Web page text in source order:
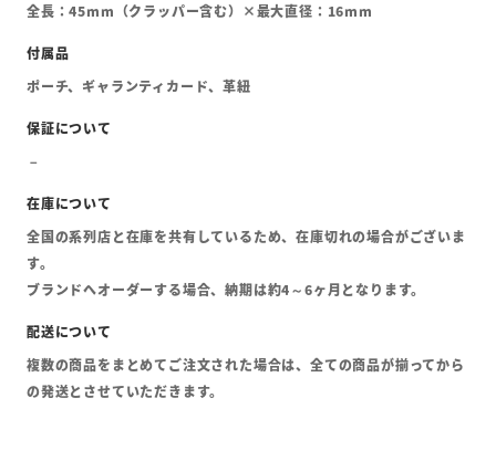
全長：45mm（クラッパー含む）×最大直径：16mm
ポーチ、ギャランティカード、革紐
全国の系列店と在庫を共有しているため、在庫切れの場合がございま
す。
ブランドへオーダーする場合、納期は約4～6ヶ月となります。
複数の商品をまとめてご注文された場合は、全ての商品が揃ってから
の発送とさせていただきます。